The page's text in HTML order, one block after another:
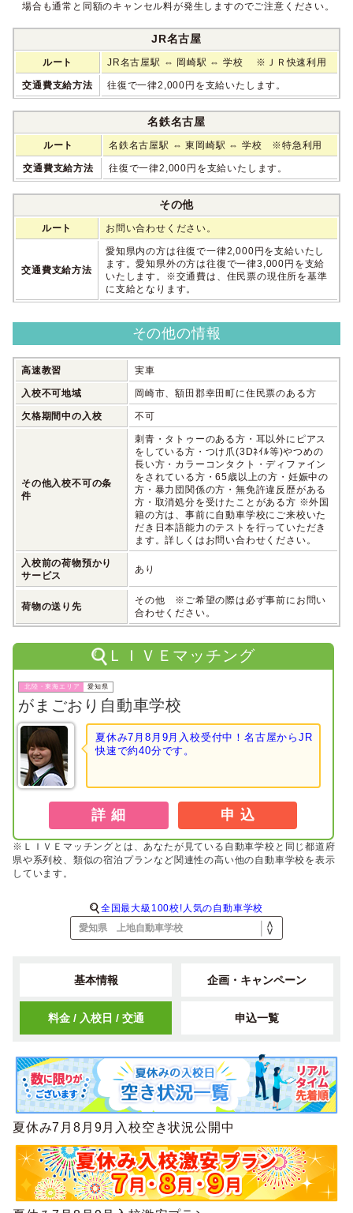
場合も通常と同額のキャンセル料が発生しますのでご注意ください。
JR名古屋
ルート JR名古屋駅 ⇔ 岡崎駅 ⇔ 学校 ※ＪＲ快速利用
交通費支給方法 往復で一律2,000円を支給いたします。
名鉄名古屋
ルート 名鉄名古屋駅 ⇔ 東岡崎駅 ⇔ 学校 ※特急利用
交通費支給方法 往復で一律2,000円を支給いたします。
その他
ルート お問い合わせください。
交通費支給方法
愛知県内の方は往復で一律2,000円を支給いたし
ます。愛知県外の方は往復で一律3,000円を支給
いたします。※交通費は、住民票の現住所を基準
に支給となります。
その他の情報
高速教習 実車
入校不可地域 岡崎市、額田郡幸田町に住民票のある方
欠格期間中の入校 不可
その他入校不可の条
件
刺青・タトゥーのある方・耳以外にピアス
をしている方・つけ爪(3Dﾈｲﾙ等)やつめの
長い方・カラーコンタクト・ディファイン
をされている方・65歳以上の方・妊娠中の
方・暴力団関係の方・無免許違反歴がある
方・取消処分を受けたことがある方 ※外国
籍の方は、事前に自動車学校にご来校いた
だき日本語能力のテストを行っていただき
ます。詳しくはお問い合わせください。
入校前の荷物預かり
サービス
あり
荷物の送り先
その他 ※ご希望の際は必ず事前にお問い
合わせください。
ＬＩＶＥマッチング
愛知県
がまごおり自動車学校
夏休み7月8月9月入校受付中！ 名古屋からJR
快速で約40分です。
詳 細 申 込
※ＬＩＶＥマッチングとは、あなたが見ている自動車学校と同じ都道府
県や系列校、類似の宿泊プランなど関連性の高い他の自動車学校を表示
しています。
全国最大級100校!人気の自動車学校
基本情報 企画・キャンペーン
料金 / 入校日 / 交通 申込一覧
夏休み7月8月9月入校空き状況公開中